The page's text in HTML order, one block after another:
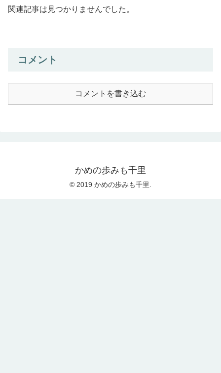
関連記事は見つかりませんでした。
コメント
コメントを書き込む
かめの歩みも千里
© 2019 かめの歩みも千里.